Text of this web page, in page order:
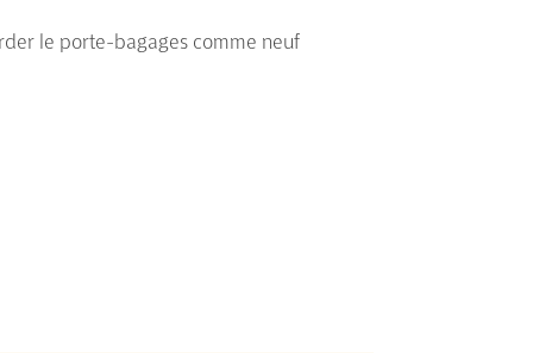
le porte-bagages comme neuf